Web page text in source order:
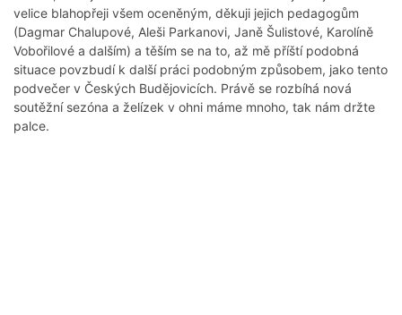
velice blahopřeji všem oceněným, děkuji jejich pedagogům
(Dagmar Chalupové, Aleši Parkanovi, Janě Šulistové, Karolíně
Vobořilové a dalším) a těším se na to, až mě příští podobná
situace povzbudí k další práci podobným způsobem, jako tento
podvečer v Českých Budějovicích. Právě se rozbíhá nová
soutěžní sezóna a želízek v ohni máme mnoho, tak nám držte
palce.